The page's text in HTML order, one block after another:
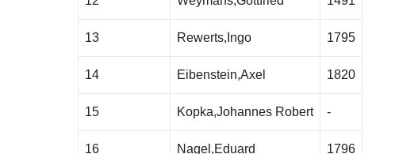
13 Rewerts,Ingo 1795
14 Eibenstein,Axel 1820
15 Kopka,Johannes Robert -
16 Nagel,Eduard 1796